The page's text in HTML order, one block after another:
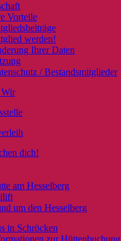
Vorteile
werden!
Ihrer Daten
/ Bestandsmitglieder
Wir
dich!
am Hesselberg
um den Hesselberg
in Schröcken
zur Hüttenbuchung